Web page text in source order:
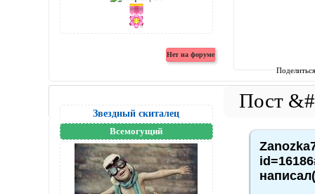
Звездный скиталец
Всемогущий